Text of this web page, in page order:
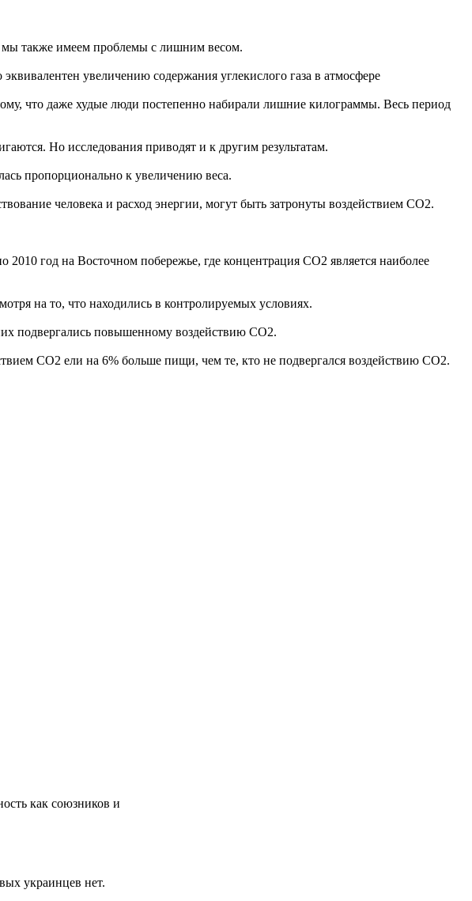
мы также имеем проблемы с лишним весом.
увеличению содержания углекислого газа в атмосфере
что даже худые люди постепенно набирали лишние килограммы. Весь период
Но исследования приводят и к другим результатам.
пропорционально к увеличению веса.
человека и расход энергии, могут быть затронуты воздействием CO2.
год на Восточном побережье, где концентрация CO2 является наиболее
на то, что находились в контролируемых условиях.
подвергались повышенному воздействию СО2.
СО2 ели на 6% больше пищи, чем те, кто не подвергался воздействию СО2.
как союзников и
украинцев нет.